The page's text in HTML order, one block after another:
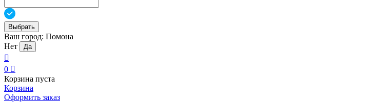
Выбрать
Ваш город: Помона
Нет
Да

0 
Корзина пуста
Корзина
Оформить заказ